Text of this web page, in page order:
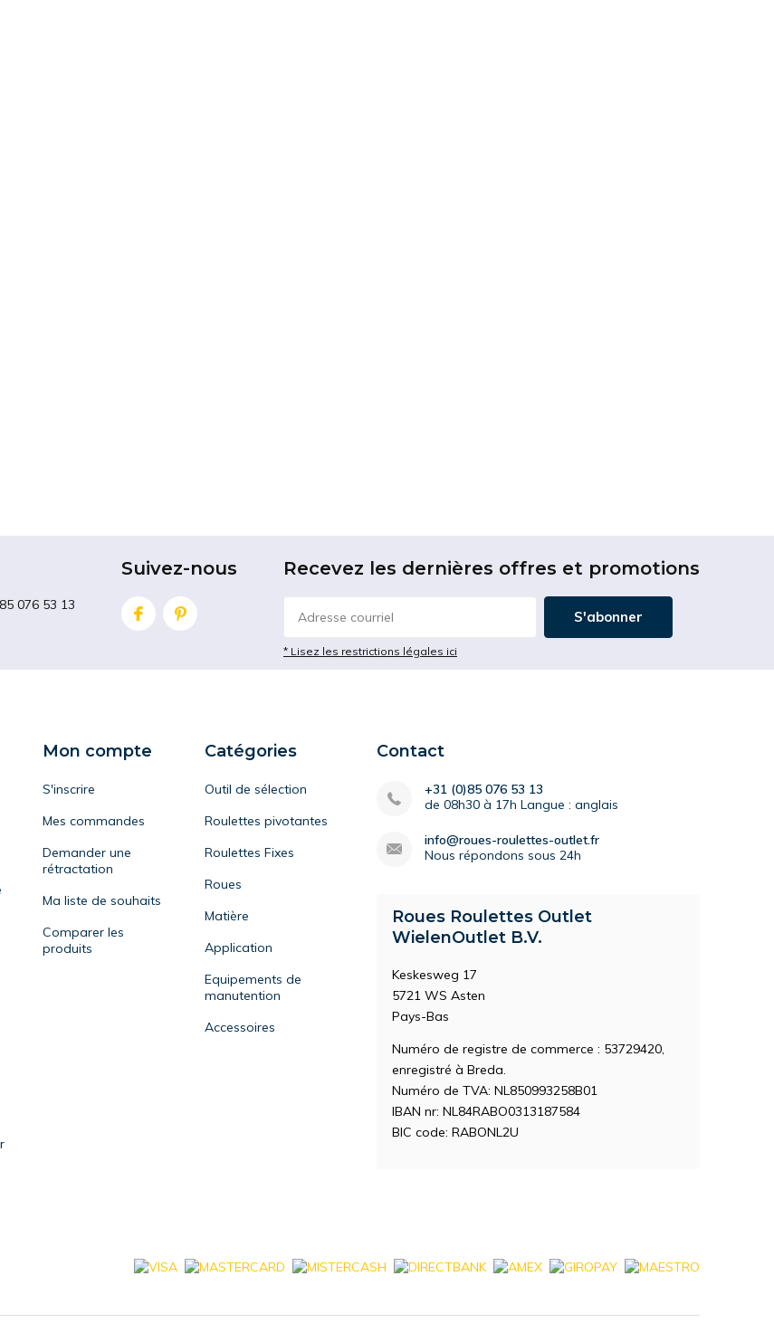
076 53 13
Suivez-nous Recevez les dernières offres et promotions
S'abonner
* Lisez les restrictions légales ici
Mon compte
S'inscrire
Mes commandes
Demander une
rétractation
Ma liste de souhaits
Comparer les
produits
Catégories
Outil de sélection
Roulettes pivotantes
Roulettes Fixes
Roues
Matière
Application
Equipements de
manutention
Accessoires
Contact
+31 (0)85 076 53 13
de 08h30 à 17h Langue : anglais
info@roues-roulettes-outlet.fr
Nous répondons sous 24h
Roues Roulettes Outlet
WielenOutlet B.V.
Keskesweg 17
5721 WS Asten
Pays-Bas
Numéro de registre de commerce : 53729420,
enregistré à Breda.
Numéro de TVA: NL850993258B01
IBAN nr: NL84RABO0313187584
BIC code: RABONL2U